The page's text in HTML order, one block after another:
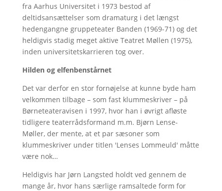
fra Aarhus Universitet i 1973 bestod af
deltidsansættelser som dramaturg i det længst
hedengangne gruppeteater Banden (1969-71) og det
heldigvis stadig meget aktive Teatret Møllen (1975),
inden universitetskarrieren tog over.
Hilden og elfenbenstårnet
Det var derfor en stor fornøjelse at kunne byde ham
velkommen tilbage – som fast klummeskriver – på
Børneteateravisen i 1997, hvor han i øvrigt afløste
tidligere teaterrådsformand m.m. Bjørn Lense-
Møller, der mente, at et par sæsoner som
klummeskriver under titlen 'Lenses Lommeuld' måtte
være nok…
Heldigvis har Jørn Langsted holdt ved gennem de
mange år, hvor hans særlige ramsaltede form for